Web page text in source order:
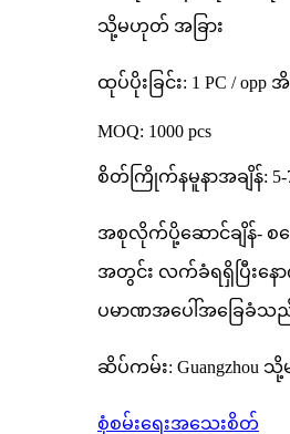
သို့မဟုတ် အခြား
ထုပ်ပိုးခြင်း: 1 PC / opp
MOQ: 1000 pcs
စိတ်ကြိုက်နမူနာအချိန်:
အစုလိုက်ပို့ဆောင်ချိန်- စပ
အတွင်း လက်ခံရရှိပြီးန
ပမာဏအပေါ်အခြေခံသ
ဆိပ်ကမ်း: Guangzhou သို့
စုံစမ်းရေးအသေးစိတ်